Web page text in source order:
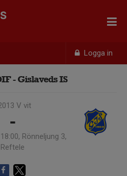
Logga in
- Gislaveds IS
V vit
-
Rönneljung 3,
Reftele